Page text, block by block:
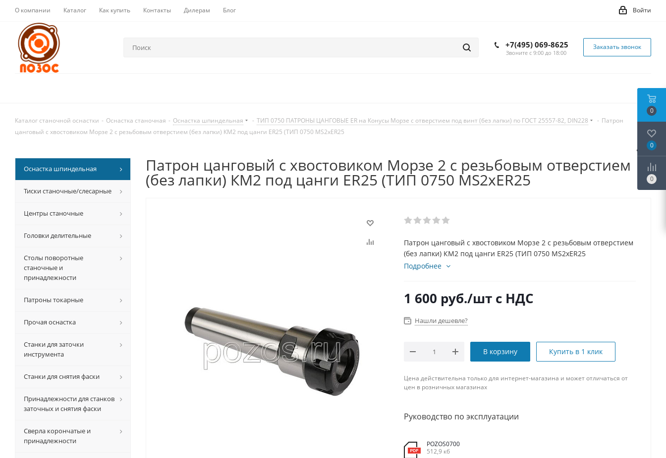
О компании Каталог Как купить Контакты Дилерам Блог Войти
+7(495) 069-8625
Звоните с 9:00 до 18:00
Заказать звонок
Каталог станочной оснастки - Оснастка станочная - Оснастка шпиндельная - ТИП 0750 ПАТРОНЫ ЦАНГОВЫЕ ER на Конусы Морзе с отверстием под винт (без лапки) по ГОСТ 25557-82, DIN228 - Патрон
цанговый с хвостовиком Морзе 2 с резьбовым отверстием (без лапки) КМ2 под цанги ER25 (ТИП 0750 MS2xER25
Патрон цанговый с хвостовиком Морзе 2 с резьбовым отверстием
(без лапки) КМ2 под цанги ER25 (ТИП 0750 MS2xER25
Патрон цанговый с хвостовиком Морзе 2 с резьбовым отверстием
(без лапки) КМ2 под цанги ER25 (ТИП 0750 MS2xER25
Подробнее
1 600 руб./шт с НДС
Нашли дешевле?
В корзину Купить в 1 клик
Цена действительна только для интернет-магазина и может отличаться от
цен в розничных магазинах
Руководство по эксплуатации
POZOS0700
512,9 кб
Оснастка шпиндельная
Тиски станочные/слесарные
Центры станочные
Головки делительные
Столы поворотные
станочные и
принадлежности
Патроны токарные
Прочая оснастка
Станки для заточки
инструмента
Станки для снятия фаски
Принадлежности для станков
заточных и снятия фаски
Сверла корончатые и
принадлежности
0
0
0